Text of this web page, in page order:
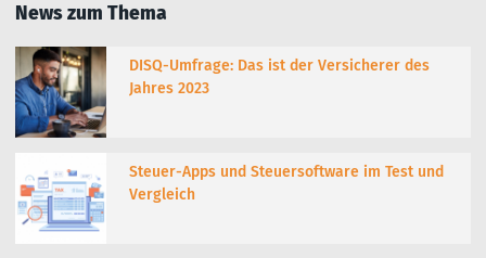
News zum Thema
DISQ-Umfrage: Das ist der Versicherer des
Jahres 2023
Steuer-Apps und Steuersoftware im Test und
Vergleich